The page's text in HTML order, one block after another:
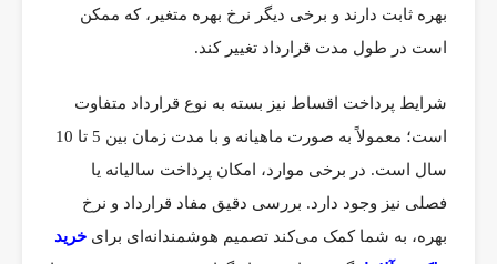
بهره ثابت دارند و برخی دیگر نرخ بهره متغیر، که ممکن
است در طول مدت قرارداد تغییر کند.
شرایط پرداخت اقساط نیز بسته به نوع قرارداد متفاوت
است؛ معمولاً به صورت ماهیانه و با مدت زمان بین 5 تا 10
سال است. در برخی موارد، امکان پرداخت سالیانه یا
فصلی نیز وجود دارد. بررسی دقیق مفاد قرارداد و نرخ
بهره، به شما کمک می‌کند تصمیم هوشمندانه‌ای برای خرید